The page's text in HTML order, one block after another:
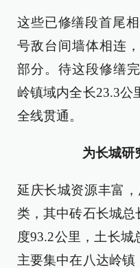
这些已修缮段首尾
号敌台间墙体相连
部分。待这段修缮
岭镇域内全长23.3公
全线贯通。
为长城研
延庆长城资源丰富
类，其中砖石长城总
度93.2公里，土长
主要集中在八达岭镇